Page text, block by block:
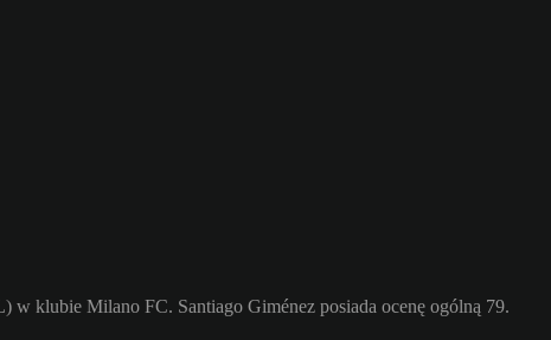
klubie Milano FC. Santiago Giménez posiada ocenę ogólną 79.